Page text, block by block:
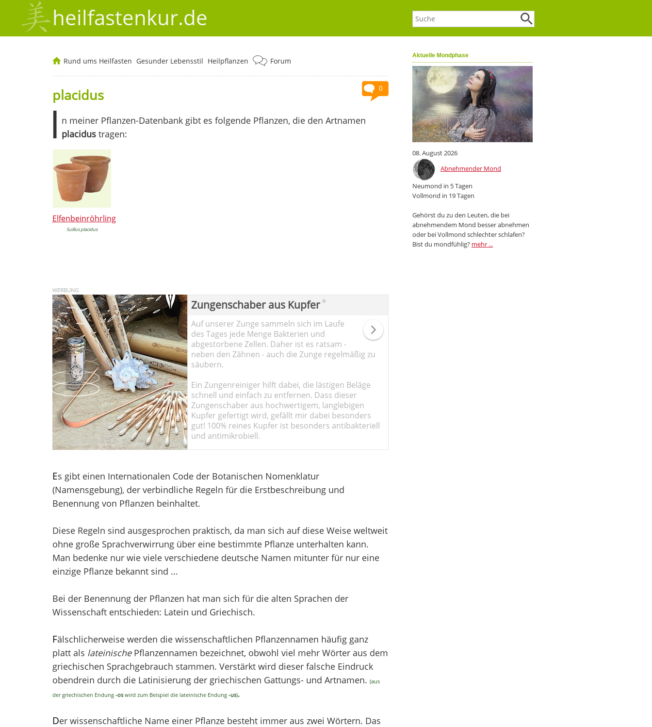
heilfastenkur.de
Aktuelle Mondphase
08. August 2026
Abnehmender Mond
Neumond in 5 Tagen
Vollmond in 19 Tagen
Gehörst du zu den Leuten, die bei
abnehmendem Mond besser abnehmen
oder bei Vollmond schlechter schlafen?
Bist du mondfühlig? mehr ...
Rund ums Heilfasten Gesunder Lebensstil Heilpflanzen Forum
0
placidus
I n meiner Pflanzen-Datenbank gibt es folgende Pflanzen, die den Artnamen
placidustragen:
Elfenbeinröhrling
Suillus placidus
Zungenschaber aus Kupfer*
Auf unserer Zunge sammeln sich im Laufe
des Tages jede Menge Bakterien und
abgestorbene Zellen. Daher ist es ratsam -
neben den Zähnen - auch die Zunge regelmäßig zu
säubern.
Ein Zungenreiniger hilft dabei, die lästigen Beläge
schnell und einfach zu entfernen. Dass dieser
Zungenschaber aus hochwertigem, langlebigen
Kupfer gefertigt wird, gefällt mir dabei besonders
gut! 100% reines Kupfer ist besonders antibakteriell
und antimikrobiell.
Es gibt einen Internationalen Code der Botanischen Nomenklatur
(Namensgebung), der verbindliche Regeln für die Erstbeschreibung und
Benennung von Pflanzen beinhaltet.
Diese Regeln sind ausgesprochen praktisch, da man sich auf diese Weise weltweit
ohne große Sprachverwirrung über eine bestimmte Pflanze unterhalten kann.
Man bedenke nur wie viele verschiedene deutsche Namen mitunter für nur eine
einzige Pflanze bekannt sind ...
Bei der Benennung der Pflanzen hat man sich für die alten Sprachen der
Wissenschaft entschieden: Latein und Griechisch.
Fälschlicherweise werden die wissenschaftlichen Pflanzennamen häufig ganz
platt als lateinischePflanzennamen bezeichnet, obwohl viel mehr Wörter aus dem
griechischen Sprachgebrauch stammen. Verstärkt wird dieser falsche Eindruck
obendrein durch die Latinisierung der griechischen Gattungs- und Artnamen. (aus
der griechischen Endung -oswird zum Beispiel die lateinische Endung -us).
Der wissenschaftliche Name einer Pflanze besteht immer aus zwei Wörtern. Das